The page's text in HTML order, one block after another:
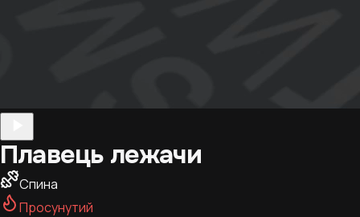
Плавець лежачи
Спина
Просунутий